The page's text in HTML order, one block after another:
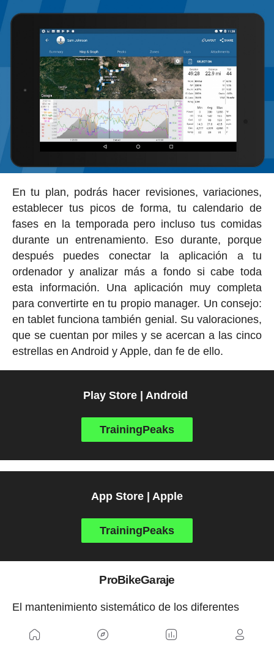
En tu plan, podrás hacer revisiones, variaciones,
establecer tus picos de forma, tu calendario de
fases en la temporada pero incluso tus comidas
durante un entrenamiento. Eso durante, porque
después puedes conectar la aplicación a tu
ordenador y analizar más a fondo si cabe toda
esta información. Una aplicación muy completa
para convertirte en tu propio manager. Un consejo:
en tablet funciona también genial. Su valoraciones,
que se cuentan por miles y se acercan a las cinco
estrellas en Android y Apple, dan fe de ello.
Play Store | Android
TrainingPeaks
App Store | Apple
TrainingPeaks
ProBikeGaraje
El mantenimiento sistemático de los diferentes
muchos suelen dejar de lado hasta que es